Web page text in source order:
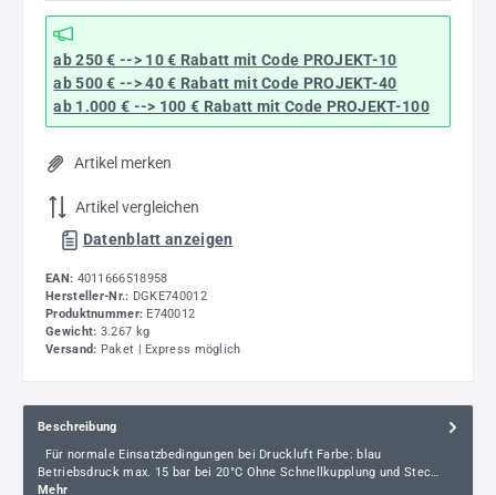
ab 250 € --> 10 € Rabatt mit Code PROJEKT-10
ab 500 € --> 40 € Rabatt mit Code PROJEKT-40
ab 1.000 € --> 100 € Rabatt mit Code PROJEKT-100
Artikel merken
Artikel vergleichen
Datenblatt anzeigen
EAN: 4011666518958
Hersteller-Nr.: DGKE740012
Produktnummer: E740012
Gewicht: 3.267 kg
Versand: Paket | Express möglich
Beschreibung
Für normale Einsatzbedingungen bei Druckluft Farbe: blau
Betriebsdruck max. 15 bar bei 20°C Ohne Schnellkupplung und Stec…
Mehr